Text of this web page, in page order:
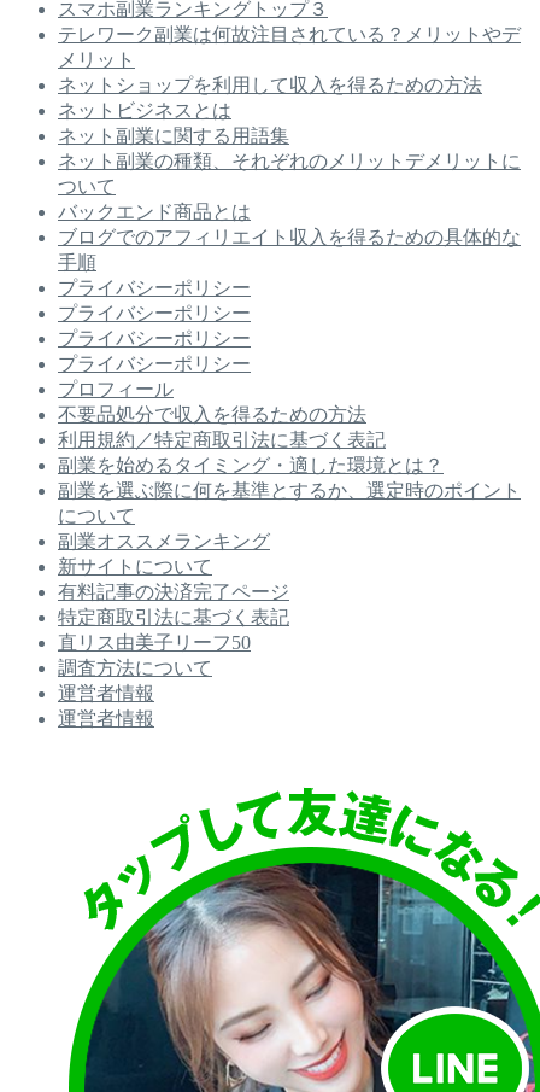
スマホ副業ランキングトップ３
テレワーク副業は何故注目されている？メリットやデ
メリット
ネットショップを利用して収入を得るための方法
ネットビジネスとは
ネット副業に関する用語集
ネット副業の種類、それぞれのメリットデメリットに
ついて
バックエンド商品とは
ブログでのアフィリエイト収入を得るための具体的な
手順
プライバシーポリシー
プライバシーポリシー
プライバシーポリシー
プライバシーポリシー
プロフィール
不要品処分で収入を得るための方法
利用規約／特定商取引法に基づく表記
副業を始めるタイミング・適した環境とは？
副業を選ぶ際に何を基準とするか、選定時のポイント
について
副業オススメランキング
新サイトについて
有料記事の決済完了ページ
特定商取引法に基づく表記
直リス由美子リーフ50
調査方法について
運営者情報
運営者情報